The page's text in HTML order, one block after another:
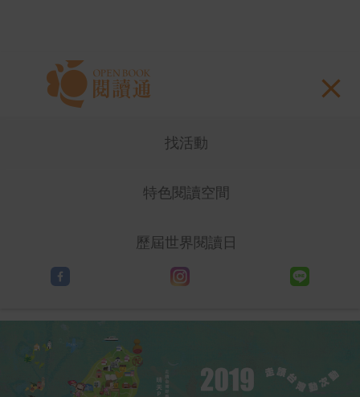
找活動
特色閱讀空間
歷屆世界閱讀日